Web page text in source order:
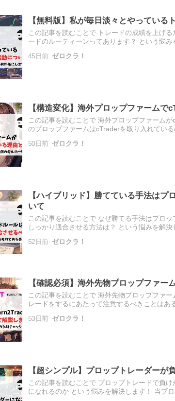
【無料版】私が毎日淡々とやっている
この記事を読むことで トレードの成績を上げ
ードのルーティーンってあります？ という悩
45日前 ゼロクラ！
【構造変化】海外プロップファーム
この記事を読むことで 海外プロップファーム
のプロップファームはcTraderを取り入れてい
50日前 ゼロクラ！
【ハイブリッド】勝てている手法は
いて
この記事を読むことで なぜ勝てる手法はプロ
しっかり適合させる方法は？ という悩みを解
52日前 ゼロクラ！
【確認必須】海外先物プロップファ
この記事を読むことで 海外先物プロップファ
レードをするにあたって注意するべきことはあ
53日前 ゼロクラ！
【超シンプル】プロップトレーダー
この記事を読むことで プロップトレードで負
になれるのか という悩みを解決します！ 当ブ